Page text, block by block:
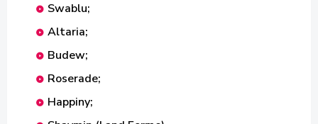
Swablu;
Altaria;
Budew;
Roserade;
Happiny;